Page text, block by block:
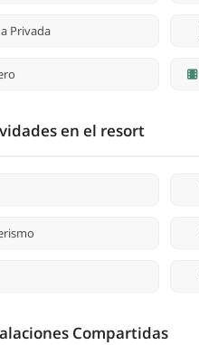
Privada
en el resort
Compartidas